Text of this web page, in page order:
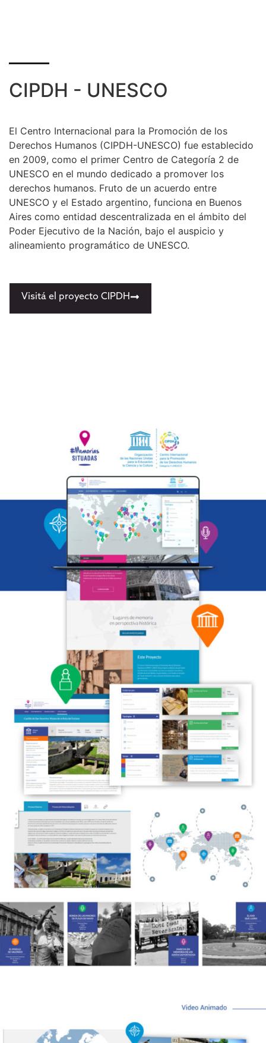
CIPDH - UNESCO
El Centro Internacional para la Promoción de los
Derechos Humanos (CIPDH-UNESCO) fue establecido
en 2009, como el primer Centro de Categoría 2 de
UNESCO en el mundo dedicado a promover los
derechos humanos. Fruto de un acuerdo entre
UNESCO y el Estado argentino, funciona en Buenos
Aires como entidad descentralizada en el ámbito del
Poder Ejecutivo de la Nación, bajo el auspicio y
alineamiento programático de UNESCO.
Visitá el proyecto CIPDH